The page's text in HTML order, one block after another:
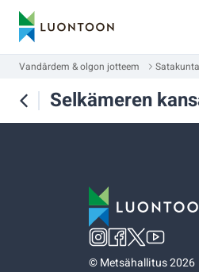
Vandârdem & olgon jotteem Satakunta
Selkämeren
©Metsähallitus 2026